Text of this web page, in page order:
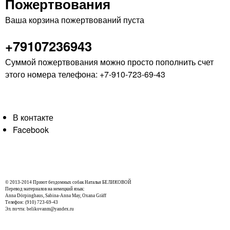
Пожертвования
Ваша корзина пожертвований пуста
+79107236943
Суммой пожертвования можно просто пополнить счет
этого номера телефона: +7-910-723-69-43
В контакте
Facebook
© 2013-2014 Приют бездомных собак Натальи БЕЛИКОВОЙ
Перевод материалов на немецкий язык:
Anna Dörpinghaus, Sabina-Anna May, Oxana Gräff
Телефон: (910) 723-69-43
Эл. почта: belikovanm@yandex.ru